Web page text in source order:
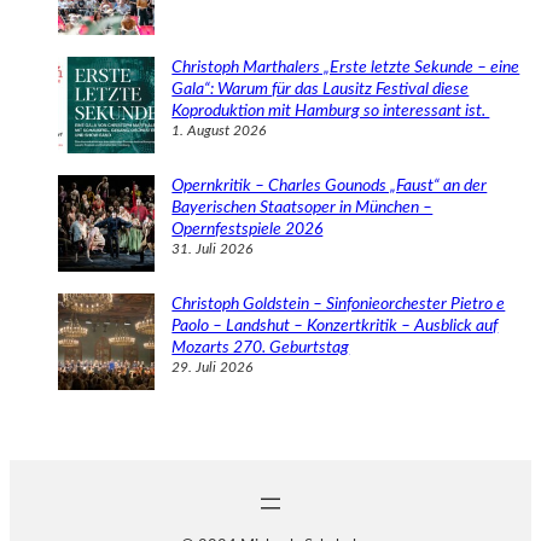
Christoph Marthalers „Erste letzte Sekunde – eine
Gala“: Warum für das Lausitz Festival diese
Koproduktion mit Hamburg so interessant ist.
1. August 2026
Opernkritik – Charles Gounods „Faust“ an der
Bayerischen Staatsoper in München –
Opernfestspiele 2026
31. Juli 2026
Christoph Goldstein – Sinfonieorchester Pietro e
Paolo – Landshut – Konzertkritik – Ausblick auf
Mozarts 270. Geburtstag
29. Juli 2026